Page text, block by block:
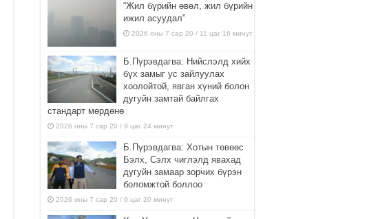
“Жил бүрийн өвөл, жил бүрийн
ижил асуудал”
2026 оны 7 сар 20 / 11 цаг 16 минут
Б.Пүрэвдагва: Нийслэлд хийх
бүх замыг ус зайлуулах
хоолойтой, явган хүний болон
дугуйн замтай байлгах
стандарт мөрдөнө
2026 оны 7 сар 20 / 9 цаг 24 минут
Б.Пүрэвдагва: Хотын төвөөс
Бэлх, Сэлх чиглэлд явахад
дугуйн замаар зорчих бүрэн
боломжтой боллоо
2026 оны 7 сар 20 / 9 цаг 20 минут